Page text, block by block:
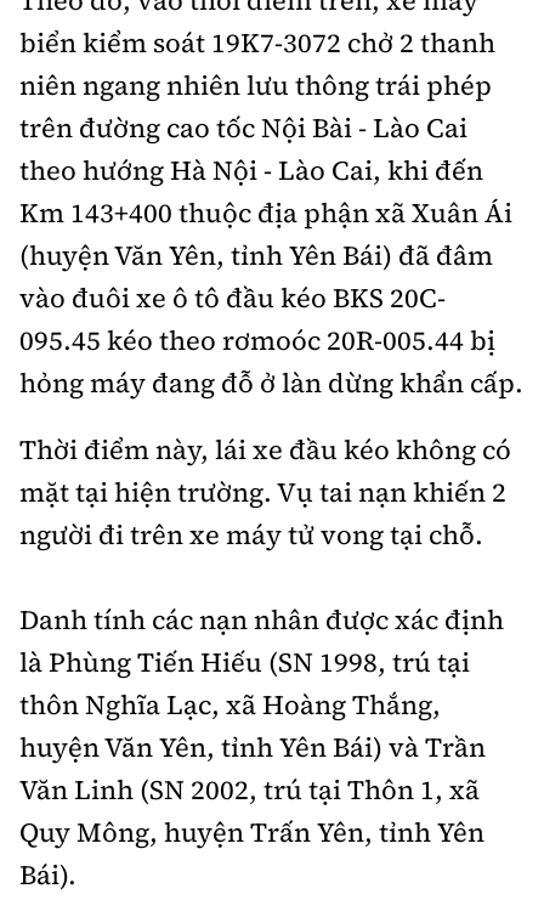
Nhà thầu
Mời thầu - Đấu thầu
Thi viết về GTVT
Gương sáng giao thông
Âm nhạc
Hậu trường sao
360 độ thể thao
Sản phẩm mới
Tư vấn
Thế giới
Thời sự Quốc tế
Hồ sơ tài liệu
Thế giới giao thông
Thế giới xây dựng
Đi ++
Du lịch
Khám phá
Lối sống
Video
Thời sự
Khám phá
Camera giao thông
Câu chuyện giao thông
Giải trí - Thể thao
Cơ quan chủ quản: Bộ Xây dựng
Tòa soạn: Số 2 Nguyễn Công Hoan, phường Giảng Võ,
Hà Nội.
Tổng biên tập:Nguyễn Thị Hồng Nga
Nguyễn Đức Thắng, La Đức Hùng
0901 514 799
Quảng cáo và Phát hành:
0915 057 282
Email:bandoc@baoxaydung.vn
Cấm sao chép dưới mọi hình thức nếu không có sự
chấp thuận bằng văn bản.
biển kiểm soát 19K7-3072 chở 2 thanh
niên ngang nhiên lưu thông trái phép
trên đường cao tốc Nội Bài - Lào Cai
theo hướng Hà Nội - Lào Cai, khi đến
Km 143+400 thuộc địa phận xã Xuân Ái
(huyện Văn Yên, tỉnh Yên Bái) đã đâm
vào đuôi xe ô tô đầu kéo BKS 20C-
095.45 kéo theo rơmoóc 20R-005.44 bị
hỏng máy đang đỗ ở làn dừng khẩn cấp.
Thời điểm này, lái xe đầu kéo không có
mặt tại hiện trường. Vụ tai nạn khiến 2
người đi trên xe máy tử vong tại chỗ.
Danh tính các nạn nhân được xác định
là Phùng Tiến Hiếu (SN 1998, trú tại
thôn Nghĩa Lạc, xã Hoàng Thắng,
huyện Văn Yên, tỉnh Yên Bái) và Trần
Văn Linh (SN 2002, trú tại Thôn 1, xã
Quy Mông, huyện Trấn Yên, tỉnh Yên
Bái).